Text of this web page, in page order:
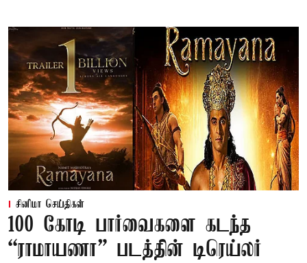
சினிமா செய்திகள்
100 கோடி பார்வைகளை கடந்த
“ராமாயணா” படத்தின் டிரெய்லர்